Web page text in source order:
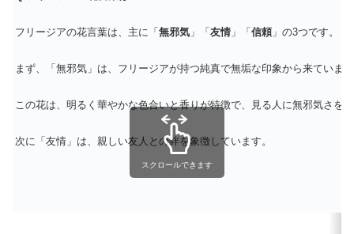
フリージアの花言葉は、主に「 無邪気 」「 友情 」「 信頼」の3つです。
まず、「無邪気」は、フリージアが持つ純真で無垢な印象から来ていま
この花は、明るく華やかな色合いと香りが特徴で、見る人に無邪気さを
次に「友情」は、親しい友人との絆を象徴しています。
スクロールできます